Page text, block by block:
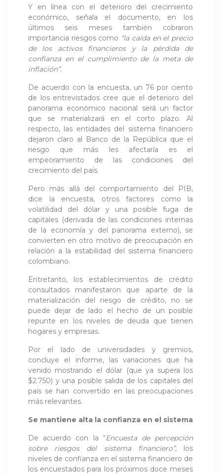
Y en línea con el deterioro del crecimiento
económico, señala el documento, en los
últimos seis meses también cobraron
importancia riesgos como “la caída en el precio
de los activos financieros y la pérdida de
confianza en el cumplimiento de la meta de
inflación”.
De acuerdo con la encuesta, un 76 por ciento
de los entrevistados cree que el deterioro del
panorama económico nacional será un factor
que se materializará en el corto plazo. Al
respecto, las entidades del sistema financiero
dejaron claro al Banco de la República que el
riesgo que más les afectaría es el
empeoramiento de las condiciones del
crecimiento del país.
Pero más allá del comportamiento del PIB,
dice la encuesta, otros factores como la
volatilidad del dólar y una posible fuga de
capitales (derivada de las condiciones internas
de la economía y del panorama externo), se
convierten en otro motivo de preocupación en
relación a la estabilidad del sistema financiero
colombiano.
Entretanto, los establecimientos de crédito
consultados manifestaron que aparte de la
materialización del riesgo de crédito, no se
puede dejar de lado el hecho de un posible
repunte en los niveles de deuda que tienen
hogares y empresas.
Por el lado de universidades y gremios,
concluye el informe, las variaciones que ha
venido mostrando el dólar (que ya supera los
$2.750) y una posible salida de los capitales del
país se han convertido en las preocupaciones
más relevantes.
Se mantiene alta la confianza en el sistema
De acuerdo con la “Encuesta de percepción
sobre riesgos del sistema financiero”,los
niveles de confianza en el sistema financiero de
los encuestados para los próximos doce meses